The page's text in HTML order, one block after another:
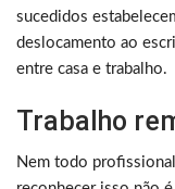
sucedidos
deslocamento ao
entre casa e trabalho.
Trabalho
Nem todo